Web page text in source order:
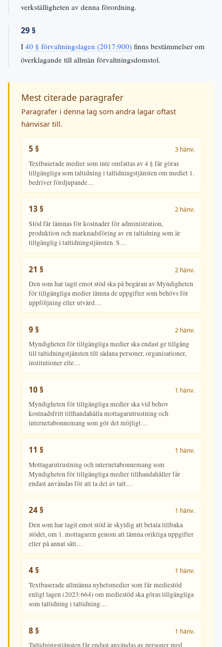
verkställigheten av denna förordning.
29 §
I 40 § förvaltningslagen (2017:900) finns bestämmelser om
överklagande till allmän förvaltningsdomstol.
Mest citerade paragrafer
Paragrafer i denna lag som andra lagar oftast
hänvisar till.
5 § 3 hänv.
Textbaserade medier som inte omfattas av 4 § får göras
tillgängliga som taltidning i taltidningstjänsten om mediet 1.
bedriver fördjupande…
13 § 2 hänv.
Stöd får lämnas för kostnader för administration,
produktion och marknadsföring av en taltidning som är
tillgänglig i taltidningstjänsten. S…
21 § 2 hänv.
Den som har tagit emot stöd ska på begäran av Myndigheten
för tillgängliga medier lämna de uppgifter som behövs för
uppföljning eller utvärd…
9 § 2 hänv.
Myndigheten för tillgängliga medier ska endast ge tillgång
till taltidningstjänsten till sådana personer, organisationer,
institutioner elle…
10 § 1 hänv.
Myndigheten för tillgängliga medier ska vid behov
kostnadsfritt tillhandahålla mottagarutrustning och
internetabonnemang som gör det möjligt…
11 § 1 hänv.
Mottagarutrustning och internetabonnemang som
Myndigheten för tillgängliga medier tillhandahåller får
endast användas för att ta del av talt…
24 § 1 hänv.
Den som har tagit emot stöd är skyldig att betala tillbaka
stödet, om 1. mottagaren genom att lämna oriktiga uppgifter
eller på annat sätt…
4 § 1 hänv.
Textbaserade allmänna nyhetsmedier som får mediestöd
enligt lagen (2023:664) om mediestöd ska göras tillgängliga
som taltidning i taltidning…
8 § 1 hänv.
Taltidningstjänsten får endast användas av personer med